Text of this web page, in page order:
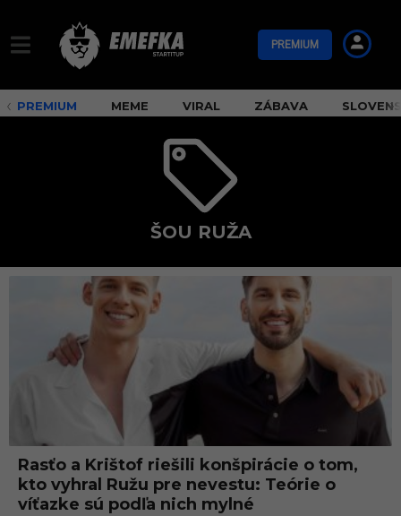
PREMIUM
PREMIUM MEME VIRAL ZÁBAVA
ŠOU RUŽA
aRasťo a Krištof riešili konšpirácie o tom,
kto vyhral Ružu pre nevestu: Teórie o
víťazke sú podľa nich mylné